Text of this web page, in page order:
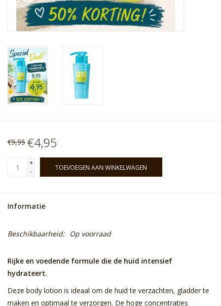
Blogs
Contact
€9,95 €4,95
+
-
TOEVOEGEN AAN WINKELWAGEN
Informatie
Beschikbaarheid: Op voorraad
Rijke en voedende formule die de huid intensief
hydrateert.
Deze body lotion is ideaal om de huid te verzachten, gladder te
maken en optimaal te verzorgen. De hoge concentraties